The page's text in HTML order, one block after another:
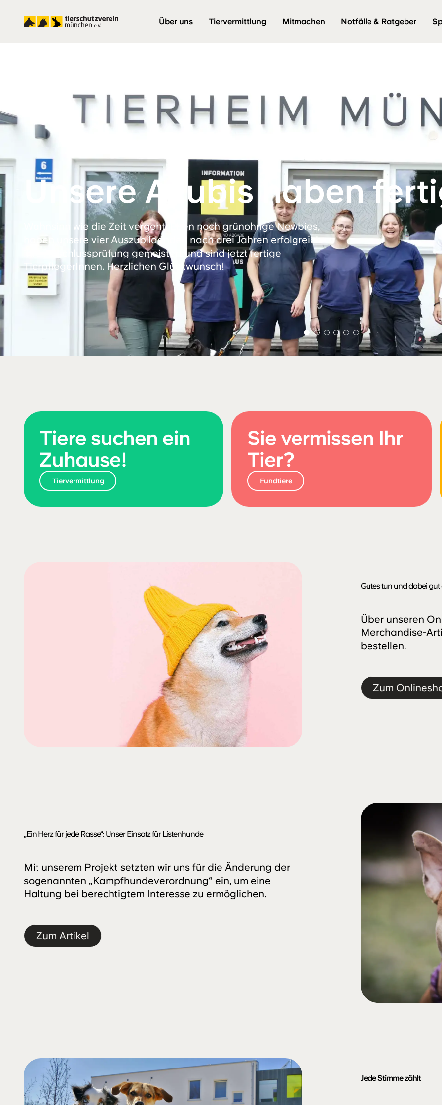
Über uns Tiervermittlung Mitmachen Notfälle & Ratgeber
Unsere Azubis haben
Wahnsinn wie die Zeit vergeht: Eben noch grünohrige Newbies,
haben unsere vier Auszubildenden nach drei Jahren erfolgreich
ihre Abschlussprüfung gemeistert und sind jetzt fertige
TierpflegerInnen. Herzlichen Glückwunsch!
Tiere suchen ein
Zuhause!
Tier­vermittlung
Sie vermissen Ihr
Tier?
Fundtiere
Gutes tun und dabei
Über unseren
Merchandise-
bestellen.
Zum
„Ein Herz für jede Rasse“: Unser Einsatz für Listenhunde
Mit unserem Projekt setzten wir uns für die Änderung der
sogenannten „Kampfhundeverordnung“ ein, um eine
Haltung bei berechtigtem Interesse zu ermöglichen.
Zum Artikel
Jede Stimme zählt